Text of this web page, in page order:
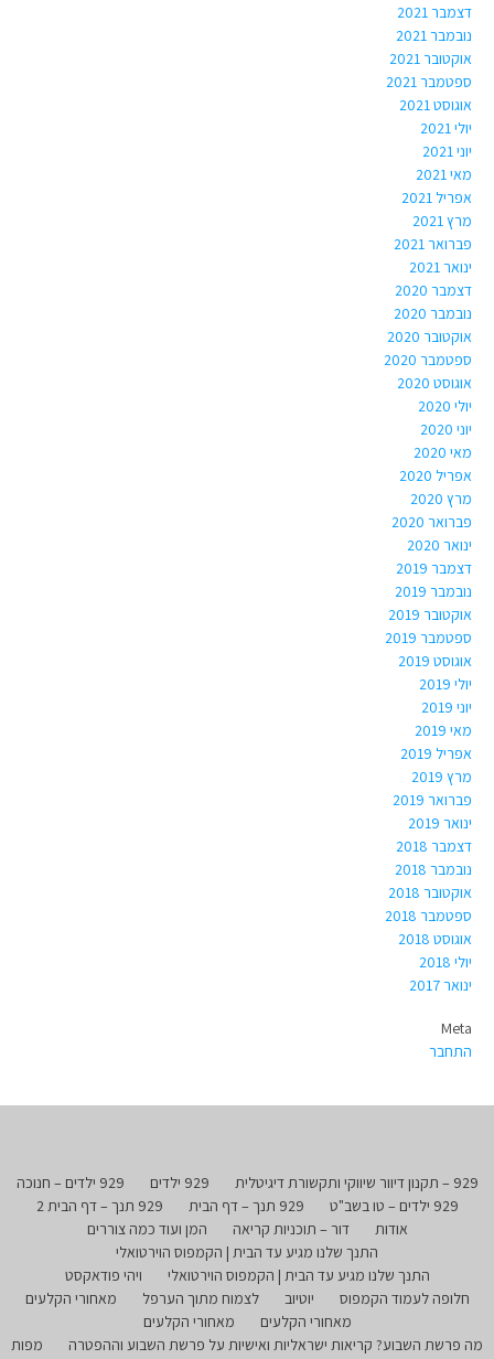
דצמבר 2021
נובמבר 2021
אוקטובר 2021
ספטמבר 2021
אוגוסט 2021
יולי 2021
יוני 2021
מאי 2021
אפריל 2021
מרץ 2021
פברואר 2021
ינואר 2021
דצמבר 2020
נובמבר 2020
אוקטובר 2020
ספטמבר 2020
אוגוסט 2020
יולי 2020
יוני 2020
מאי 2020
אפריל 2020
מרץ 2020
פברואר 2020
ינואר 2020
דצמבר 2019
נובמבר 2019
אוקטובר 2019
ספטמבר 2019
אוגוסט 2019
יולי 2019
יוני 2019
מאי 2019
אפריל 2019
מרץ 2019
פברואר 2019
ינואר 2019
דצמבר 2018
נובמבר 2018
אוקטובר 2018
ספטמבר 2018
אוגוסט 2018
יולי 2018
ינואר 2017
Meta
התחבר
929 – תקנון דיוור שיווקי ותקשורת דיגיטלית 929 ילדים
929 ילדים – חנוכה
929 ילדים – טו בשב"ט
929 תנך – דף הבית
929 תנך – דף הבית 2
אודות
דור – תוכניות קריאה
המן ועוד כמה צוררים
התנך שלנו מגיע עד הבית | הקמפוס הוירטואלי
התנך שלנו מגיע עד הבית | הקמפוס הוירטואלי
ויהי פודאקסט
חלופה לעמוד הקמפוס
יוטיוב לצמוח מתוך הערפל
מאחורי הקלעים
מאחורי הקלעים
מאחורי הקלעים
מה פרשת השבוע? קריאות ישראליות ואישיות על פרשת השבוע וההפטרה
מפות